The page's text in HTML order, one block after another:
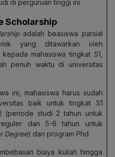
di perguruan tinggi ini
Scholarship
adalah beasiswa parsial
yang ditawarkan oleh
mahasiswa tingkat S1,
penuh waktu di universitas
ini, mahasiswa harus sudah
baik untuk tingkat S1
(periode studi 2 tahun untuk
dan 5-6 tahun untuk
Degree) dan program Phd.
biaya kuliah hingga